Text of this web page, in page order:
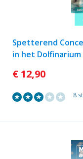
Spetterend
in het Dolfinarium
€ 12,90
8